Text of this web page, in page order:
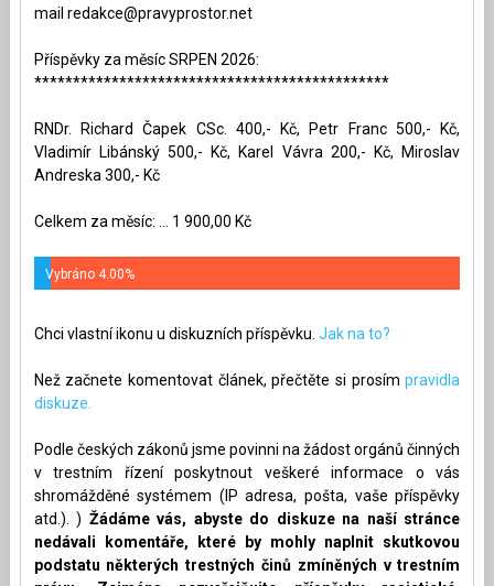
mail redakce@pravyprostor.net
Příspěvky za měsíc SRPEN 2026:
**********************************************
RNDr. Richard Čapek CSc. 400,- Kč, Petr Franc 500,- Kč,
Vladimír Libánský 500,- Kč, Karel Vávra 200,- Kč, Miroslav
Andreska 300,- Kč
Celkem za měsíc: ... 1 900,00 Kč
Vybráno 4.00%
Chci vlastní ikonu u diskuzních příspěvku. Jak na to?
Než začnete komentovat článek, přečtěte si prosímpravidla
diskuze.
Podle českých zákonů jsme povinni na žádost orgánů činných
v trestním řízení poskytnout veškeré informace o vás
shromážděné systémem (IP adresa, pošta, vaše příspěvky
atd.). ) Žádáme vás, abyste do diskuze na naší stránce
nedávali komentáře, které by mohly naplnit skutkovou
podstatu některých trestných činů zmíněných v trestním